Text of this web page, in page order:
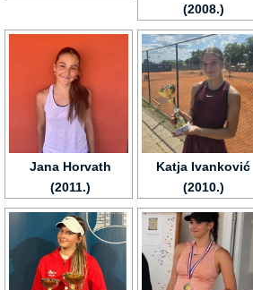
(2008.)
Jana Horvath
(2011.)
Katja Ivanković
(2010.)